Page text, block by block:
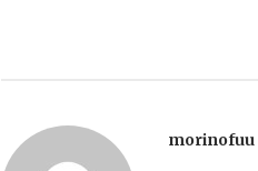
morinofuu